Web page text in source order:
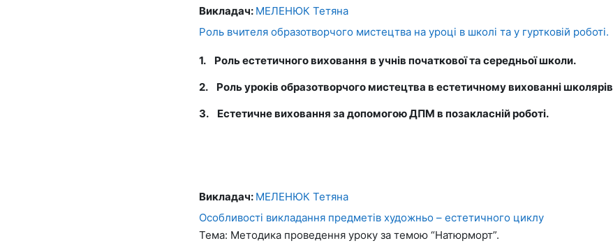
Викладач: МЕЛЕНЮК Тетяна
Роль вчителя образотворчого мистецтва на уроці в школі та у гуртковій роботі.
1. Роль естетичного виховання в учнів початкової та середньої школи.
2. Роль уроків образотворчого мистецтва в естетичному вихованні школярів
3. Естетичне виховання за допомогою ДПМ в позакласній роботі.
Викладач: МЕЛЕНЮК Тетяна
Особливості викладання предметів художньо – естетичного циклу
Тема: Методика проведення уроку за темою “Натюрморт”.